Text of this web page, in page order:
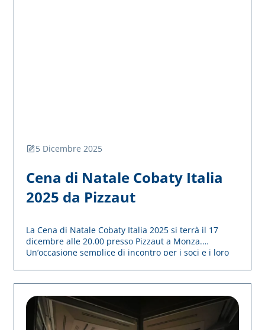
5 Dicembre 2025
Cena di Natale Cobaty Italia
2025 da Pizzaut
La Cena di Natale Cobaty Italia 2025 si terrà il 17
dicembre alle 20.00 presso Pizzaut a Monza.
Un’occasione semplice di incontro per i soci e i loro